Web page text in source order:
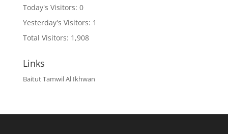
Today's Visitors: 0
Yesterday's Visitors: 1
Total Visitors: 1,908
Links
Baitut Tamwil Al Ikhwan